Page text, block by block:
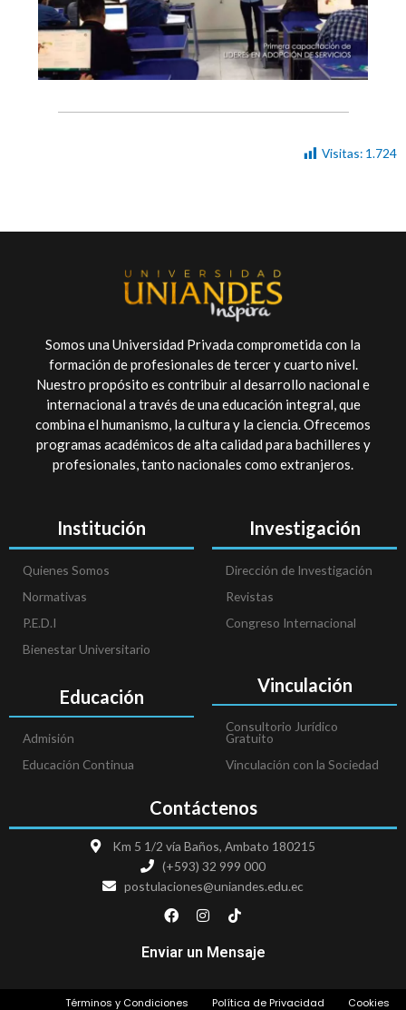
Visitas: 1.724
Somos una Universidad Privada comprometida con la
formación de profesionales de tercer y cuarto nivel.
Nuestro propósito es contribuir al desarrollo nacional e
internacional a través de una educación integral, que
combina el humanismo, la cultura y la ciencia. Ofrecemos
programas académicos de alta calidad para bachilleres y
profesionales, tanto nacionales como extranjeros.
Institución
Quienes Somos
Normativas
P.E.D.I
Bienestar Universitario
Educación
Admisión
Educación Continua
Investigación
Dirección de Investigación
Revistas
Congreso Internacional
Vinculación
Consultorio Jurídico
Gratuito
Vinculación con la Sociedad
Contáctenos
Km 5 1/2 vía Baños, Ambato 180215
(+593) 32 999 000
postulaciones@uniandes.edu.ec
F
a
e
o
I
n
t
r
T
i
t
Enviar un Mensaje
Términos y Condiciones Política de Privacidad Cookies